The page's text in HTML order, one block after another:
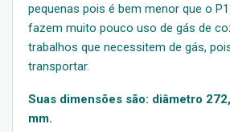
pequenas pois é bem menor que o
fazem muito pouco uso de gás de
trabalhos que necessitem de gás,
transportar.
Suas dimensões são: diâmetro
mm.